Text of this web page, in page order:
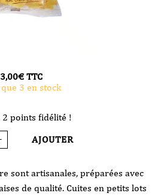
sont artisanales, préparées avec
de qualité. Cuites en petits lots
3,00€TTC
3 en stock
2 points fidélité !
AJOUTER